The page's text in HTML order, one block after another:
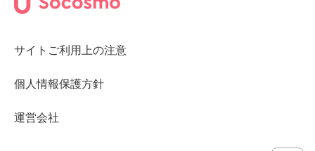
サイトご利用上の注意
個人情報保護方針
運営会社